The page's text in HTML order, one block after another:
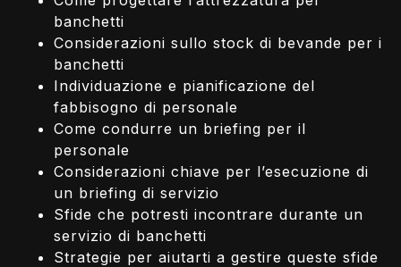
banchetti
Considerazioni sullo stock di bevande per i
banchetti
Individuazione e pianificazione del
fabbisogno di personale
Come condurre un briefing per il
personale
Considerazioni chiave per l’esecuzione di
un briefing di servizio
Sfide che potresti incontrare durante un
servizio di banchetti
Strategie per aiutarti a gestire queste sfide